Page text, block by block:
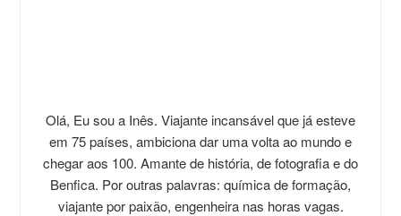
Olá, Eu sou a Inês. Viajante incansável que já esteve
em 75 países, ambiciona dar uma volta ao mundo e
chegar aos 100. Amante de história, de fotografia e do
Benfica. Por outras palavras: química de formação,
viajante por paixão, engenheira nas horas vagas.